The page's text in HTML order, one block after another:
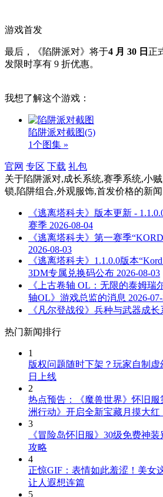
游戏首发
最后，《陷阱派对》将于4 月 30 日 正
发限时享有 9 折优惠。
我想了解这个游戏：
陷阱派对截图(5)
1个图集 »
官网 专区 下载 礼包
关于陷阱派对,成长系统,赛季系统,小
锁,陷阱组合,外观服饰,首发价格的新闻
《逃离塔科夫》版本更新 -
赛季 2026-08-04
《逃离塔科夫》第一赛季
2026-08-03
《逃离塔科夫》1.1.0.0版本
3DM专属兑换码公布 2026-08-03
《上古卷轴 OL：无限的泰姆瑞
轴OL》游戏总监的消息 2026-07-
《凡尔登战役》兵种与武器成长
热门新闻排行
1
版权问题随时下架？玩家自制虚
日上线
2
热点预告：《魔兽世界》怀旧
洲行动》开启全新宝藏月摸大红
3
《冒险岛怀旧服》30级免费神
攻略
4
正惊GIF：表情如此羞涩！美女
让人遐想连篇
5